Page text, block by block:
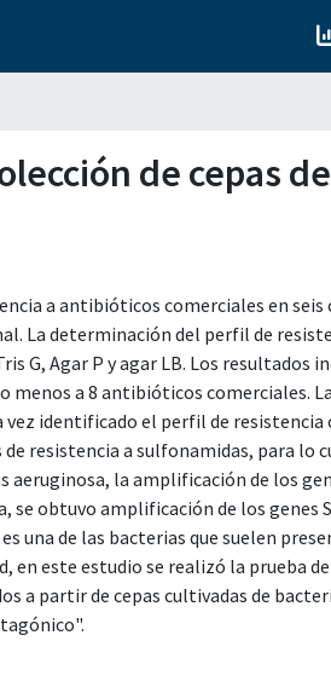
de cepas
a antibióticos comerciales en seis
La determinación del perfil de
G, Agar P y agar LB. Los resultados
a 8 antibióticos comerciales.
identificado el perfil de resistencia
resistencia a sulfonamidas, para lo
aeruginosa, la amplificación de los
obtuvo amplificación de los genes
una de las bacterias que suelen
este estudio se realizó la prueba
a partir de cepas cultivadas de